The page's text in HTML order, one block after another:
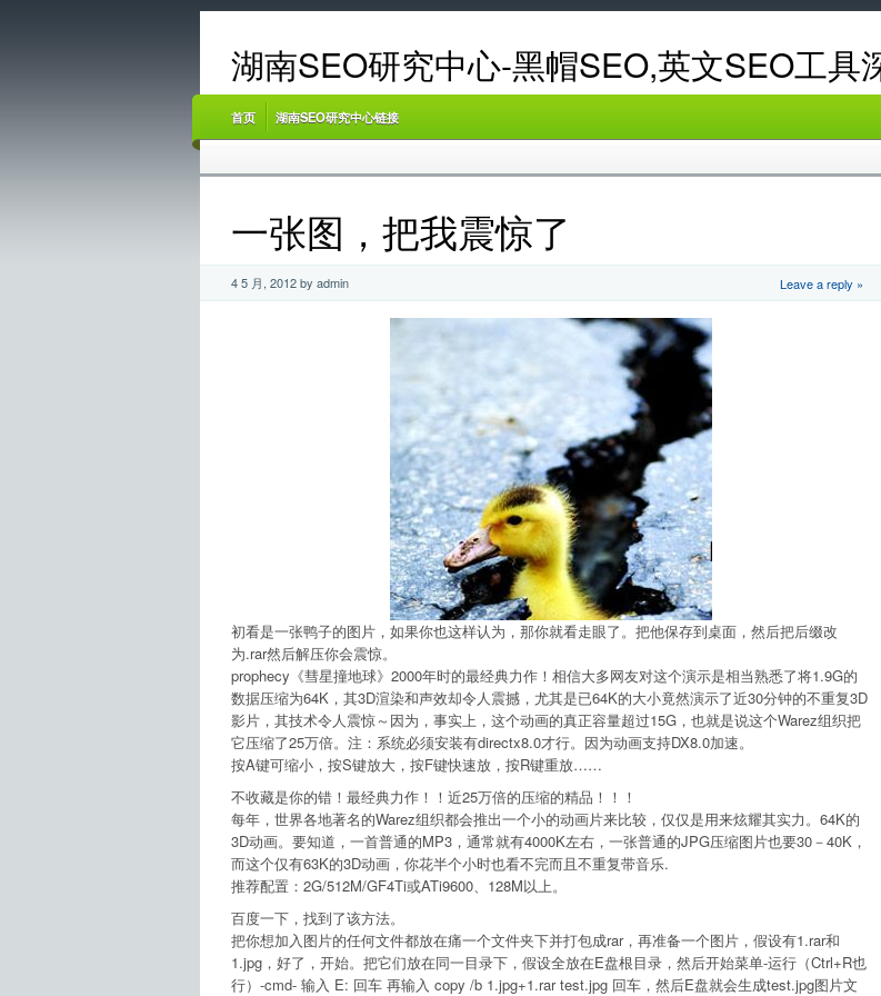
湖南SEO研究中心-黑帽SEO,英文SEO工具
首页 湖南SEO研究中心链接
一张图，把我震惊了
4 5 月, 2012 by admin Leave a reply »
初看是一张鸭子的图片，如果你也这样认为，那你就看走眼了。把他保存到桌面，然后把后缀改
为.rar然后解压你会震惊。
prophecy《彗星撞地球》2000年时的最经典力作！相信大多网友对这个演示是相当熟悉了将1.9G的
数据压缩为64K，其3D渲染和声效却令人震撼，尤其是已64K的大小竟然演示了近30分钟的不重复3D
影片，其技术令人震惊～因为，事实上，这个动画的真正容量超过15G，也就是说这个Warez组织把
它压缩了25万倍。注：系统必须安装有directx8.0才行。因为动画支持DX8.0加速。
按A键可缩小，按S键放大，按F键快速放，按R键重放……
不收藏是你的错！最经典力作！！近25万倍的压缩的精品！！！
每年，世界各地著名的Warez组织都会推出一个小的动画片来比较，仅仅是用来炫耀其实力。64K的
3D动画。要知道，一首普通的MP3，通常就有4000K左右，一张普通的JPG压缩图片也要30－40K，
而这个仅有63K的3D动画，你花半个小时也看不完而且不重复带音乐.
推荐配置：2G/512M/GF4Ti或ATi9600、128M以上。
百度一下，找到了该方法。
把你想加入图片的任何文件都放在痛一个文件夹下并打包成rar，再准备一个图片，假设有1.rar和
1.jpg，好了，开始。把它们放在同一目录下，假设全放在E盘根目录，然后开始菜单-运行（Ctrl+R也
行）-cmd- 输入 E: 回车 再输入 copy /b 1.jpg+1.rar test.jpg 回车，然后E盘就会生成test.jpg图片文